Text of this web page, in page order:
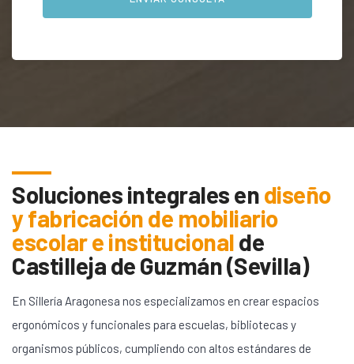
Soluciones integrales endiseño
y fabricación de mobiliario
escolar e institucionalde
Castilleja de Guzmán (Sevilla)
En Sillería Aragonesa nos especializamos en crear espacios
ergonómicos y funcionales para escuelas, bibliotecas y
organismos públicos, cumpliendo con altos estándares de